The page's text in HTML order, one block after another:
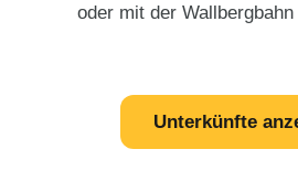
oder mit der Wallbergbahn
Unterkünfte